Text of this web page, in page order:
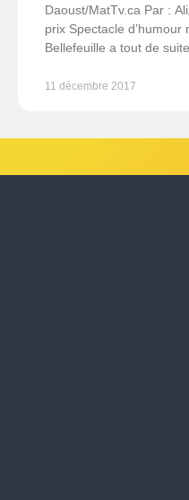
Daoust/MatTv.ca Par :
prix Spectacle
Bellefeuille a tout de
11 décembre 2017